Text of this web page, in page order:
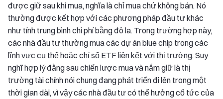
được giữ sau khi mua, nghĩa là chỉ mua chứ không bán. Nó
thường được kết hợp với các phương pháp đầu tư khác
như tính trung bình chi phí bằng đô la. Trong trường hợp này,
các nhà đầu tư thường mua các dự án blue chip trong các
lĩnh vực cụ thể hoặc chỉ số ETF liên kết với thị trường. Suy
nghĩ hợp lý đằng sau chiến lược mua và nắm giữ là thị
trường tài chính nói chung đang phát triển đi lên trong một
thời gian dài, vì vậy các nhà đầu tư có thể hưởng cổ tức của